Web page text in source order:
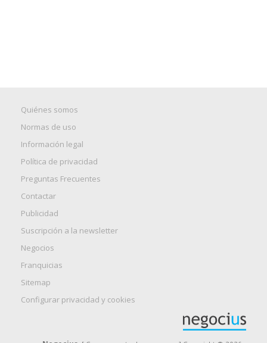
Quiénes somos
Normas de uso
Información legal
Política de privacidad
Preguntas Frecuentes
Contactar
Publicidad
Suscripción a la newsletter
Negocios
Franquicias
Sitemap
Configurar privacidad y cookies